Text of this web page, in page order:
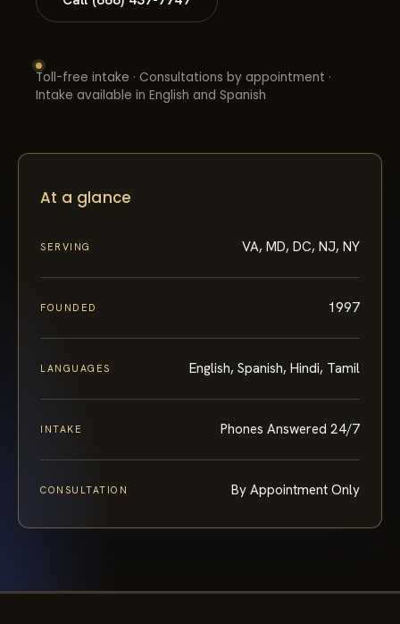
Toll-free intake · Consultations by appointment ·
Intake available in English and Spanish
At a glance
SERVING VA, MD, DC, NJ, NY
FOUNDED 1997
LANGUAGES English, Spanish, Hindi, Tamil
INTAKE Phones Answered 24/7
CONSULTATION By Appointment Only